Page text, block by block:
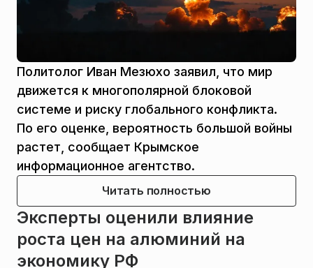
Политолог Иван Мезюхо заявил, что мир
движется к многополярной блоковой
системе и риску глобального конфликта.
По его оценке, вероятность большой войны
растет, сообщает Крымское
информационное агентство.
Читать полностью
Эксперты оценили влияние
роста цен на алюминий на
экономику РФ